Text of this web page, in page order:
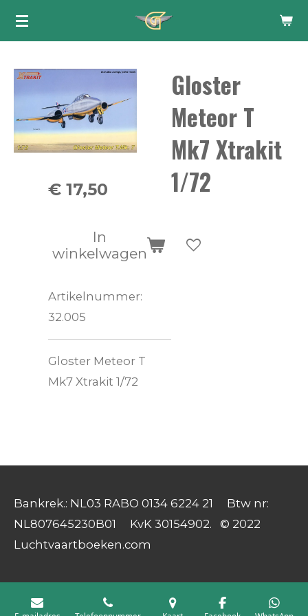
Ga
de
hoofdinhoud
Gloster
Meteor T
Mk7 Xtrakit
1/72
€ 17,50
In
winkelwagen
Artikelnummer:
32.005
Gloster Meteor T
Mk7 Xtrakit 1/72
Bankrek.: NL03 RABO 0134 6224 21 Btw nr:
NL807645230B01 KvK 30154902. © 2022
Luchtvaartboeken.com